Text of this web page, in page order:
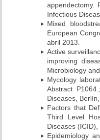
appendectomy.
Infectious
Mixed
European
abril 2013.
Active
improving
Microbiology
Mycology
Abstract
Diseases,
Factors that
Third Level
Diseases
Epidemiology